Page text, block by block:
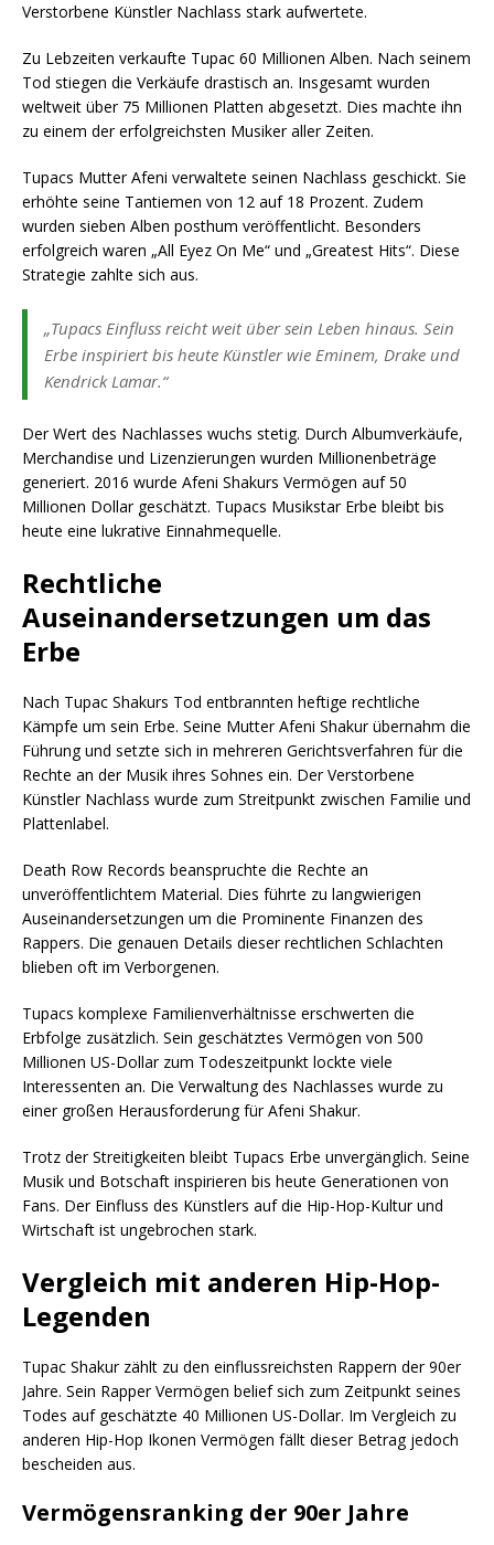
Verstorbene Künstler Nachlass stark aufwertete.
Zu Lebzeiten verkaufte Tupac 60 Millionen Alben. Nach seinem
Tod stiegen die Verkäufe drastisch an. Insgesamt wurden
weltweit über 75 Millionen Platten abgesetzt. Dies machte ihn
zu einem der erfolgreichsten Musiker aller Zeiten.
Tupacs Mutter Afeni verwaltete seinen Nachlass geschickt. Sie
erhöhte seine Tantiemen von 12 auf 18 Prozent. Zudem
wurden sieben Alben posthum veröffentlicht. Besonders
erfolgreich waren „All Eyez On Me“ und „Greatest Hits“. Diese
Strategie zahlte sich aus.
„Tupacs Einfluss reicht weit über sein Leben hinaus. Sein
Erbe inspiriert bis heute Künstler wie Eminem, Drake und
Kendrick Lamar.“
Der Wert des Nachlasses wuchs stetig. Durch Albumverkäufe,
Merchandise und Lizenzierungen wurden Millionenbeträge
generiert. 2016 wurde Afeni Shakurs Vermögen auf 50
Millionen Dollar geschätzt. Tupacs Musikstar Erbe bleibt bis
heute eine lukrative Einnahmequelle.
Rechtliche
Auseinandersetzungen um das
Erbe
Nach Tupac Shakurs Tod entbrannten heftige rechtliche
Kämpfe um sein Erbe. Seine Mutter Afeni Shakur übernahm die
Führung und setzte sich in mehreren Gerichtsverfahren für die
Rechte an der Musik ihres Sohnes ein. Der Verstorbene
Künstler Nachlass wurde zum Streitpunkt zwischen Familie und
Plattenlabel.
Death Row Records beanspruchte die Rechte an
unveröffentlichtem Material. Dies führte zu langwierigen
Auseinandersetzungen um die Prominente Finanzen des
Rappers. Die genauen Details dieser rechtlichen Schlachten
blieben oft im Verborgenen.
Tupacs komplexe Familienverhältnisse erschwerten die
Erbfolge zusätzlich. Sein geschätztes Vermögen von 500
Millionen US-Dollar zum Todeszeitpunkt lockte viele
Interessenten an. Die Verwaltung des Nachlasses wurde zu
einer großen Herausforderung für Afeni Shakur.
Trotz der Streitigkeiten bleibt Tupacs Erbe unvergänglich. Seine
Musik und Botschaft inspirieren bis heute Generationen von
Fans. Der Einfluss des Künstlers auf die Hip-Hop-Kultur und
Wirtschaft ist ungebrochen stark.
Vergleich mit anderen Hip-Hop-
Legenden
Tupac Shakur zählt zu den einflussreichsten Rappern der 90er
Jahre. Sein Rapper Vermögen belief sich zum Zeitpunkt seines
Todes auf geschätzte 40 Millionen US-Dollar. Im Vergleich zu
anderen Hip-Hop Ikonen Vermögen fällt dieser Betrag jedoch
bescheiden aus.
Vermögensranking der 90er Jahre